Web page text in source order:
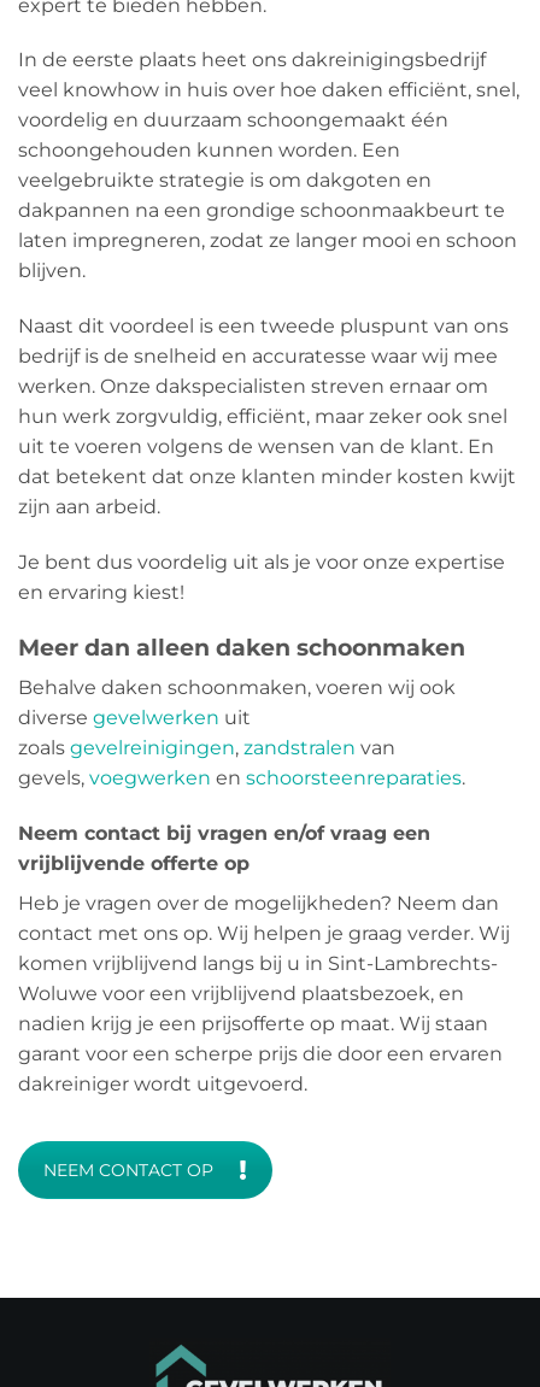
expert te bieden hebben.
In de eerste plaats heet ons dakreinigingsbedrijf
veel knowhow in huis over hoe daken efficiënt, snel,
voordelig en duurzaam schoongemaakt één
schoongehouden kunnen worden. Een
veelgebruikte strategie is om dakgoten en
dakpannen na een grondige schoonmaakbeurt te
laten impregneren, zodat ze langer mooi en schoon
blijven.
Naast dit voordeel is een tweede pluspunt van ons
bedrijf is de snelheid en accuratesse waar wij mee
werken. Onze dakspecialisten streven ernaar om
hun werk zorgvuldig, efficiënt, maar zeker ook snel
uit te voeren volgens de wensen van de klant. En
dat betekent dat onze klanten minder kosten kwijt
zijn aan arbeid.
Je bent dus voordelig uit als je voor onze expertise
en ervaring kiest!
Meer dan alleen daken schoonmaken
Behalve daken schoonmaken, voeren wij ook
diverse gevelwerken uit
zoals gevelreinigingen, zandstralen van
gevels, voegwerken en schoorsteenreparaties.
Neem contact bij vragen en/of vraag een
vrijblijvende offerte op
Heb je vragen over de mogelijkheden? Neem dan
contact met ons op. Wij helpen je graag verder. Wij
komen vrijblijvend langs bij u in Sint-Lambrechts-
Woluwe voor een vrijblijvend plaatsbezoek, en
nadien krijg je een prijsofferte op maat. Wij staan
garant voor een scherpe prijs die door een ervaren
dakreiniger wordt uitgevoerd.
NEEM CONTACT OP